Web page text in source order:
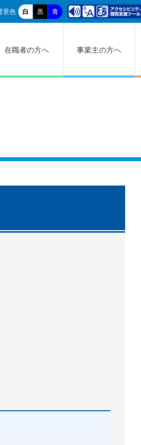
景色 白 黒 青
在職者の方へ 事業主の方へ